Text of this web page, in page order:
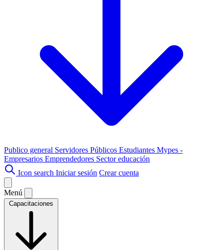
Publico general Servidores Públicos Estudiantes Mypes -
Empresarios Emprendedores Sector educación
Icon search Iniciar sesión Crear cuenta
Menú
Capacitaciones